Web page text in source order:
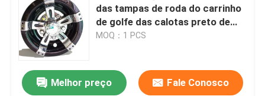
das tampas de roda do carrinho
de golfe das calotas preto de
Vegas Chrome
MOQ：1 PCS
Melhor preço Fale Conosco